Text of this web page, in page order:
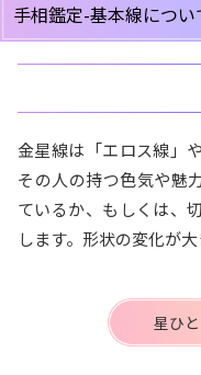
手相鑑定-基本線につい
金星線は「エロス線」
その人の持つ色気や魅
ているか、もしくは、
します。形状の変化が大
星ひ